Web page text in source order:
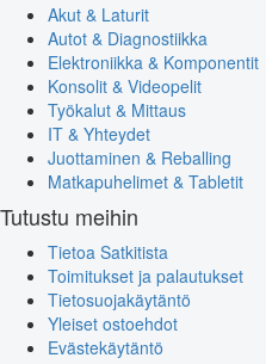
Akut & Laturit
Autot & Diagnostiikka
Elektroniikka & Komponentit
Konsolit & Videopelit
Työkalut & Mittaus
IT & Yhteydet
Juottaminen & Reballing
Matkapuhelimet & Tabletit
Tutustu meihin
Tietoa Satkitista
Toimitukset ja palautukset
Tietosuojakäytäntö
Yleiset ostoehdot
Evästekäytäntö